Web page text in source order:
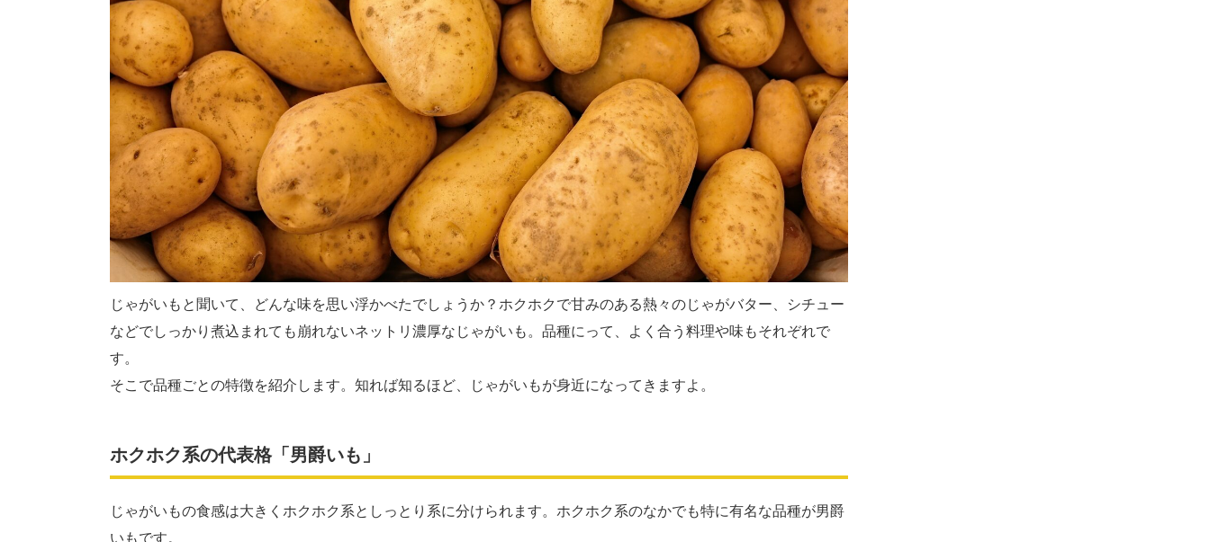
じゃがいもと聞いて、どんな味を思い浮かべたでしょうか？ホクホクで甘みのある熱々のじゃがバター、シチュー
などでしっかり煮込まれても崩れないネットリ濃厚なじゃがいも。品種にって、よく合う料理や味もそれぞれで
す。
そこで品種ごとの特徴を紹介します。知れば知るほど、じゃがいもが身近になってきますよ。
ホクホク系の代表格「男爵いも」
じゃがいもの食感は大きくホクホク系としっとり系に分けられます。ホクホク系のなかでも特に有名な品種が男爵
いもです。